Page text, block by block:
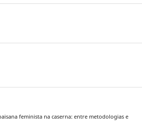
feminista na caserna: entre metodologias e